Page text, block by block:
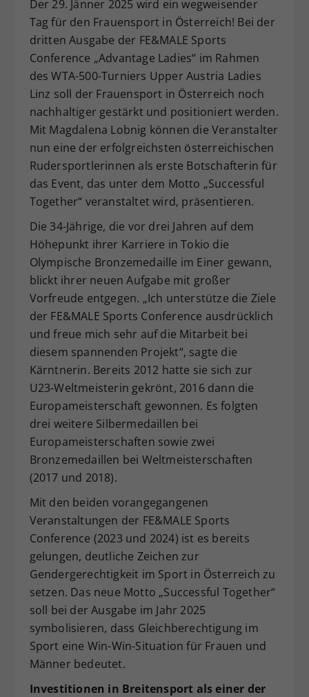
Der 29. Jänner 2025 wird ein wegweisender
Tag für den Frauensport in Österreich! Bei der
dritten Ausgabe der FE&MALE Sports
Conference „Advantage Ladies“ im Rahmen
des WTA-500-Turniers Upper Austria Ladies
Linz soll der Frauensport in Österreich noch
nachhaltiger gestärkt und positioniert werden.
Mit Magdalena Lobnig können die Veranstalter
nun eine der erfolgreichsten österreichischen
Rudersportlerinnen als erste Botschafterin für
das Event, das unter dem Motto „Successful
Together“ veranstaltet wird, präsentieren.
Die 34-Jährige, die vor drei Jahren auf dem
Höhepunkt ihrer Karriere in Tokio die
Olympische Bronzemedaille im Einer gewann,
blickt ihrer neuen Aufgabe mit großer
Vorfreude entgegen. „Ich unterstütze die Ziele
der FE&MALE Sports Conference ausdrücklich
und freue mich sehr auf die Mitarbeit bei
diesem spannenden Projekt“, sagte die
Kärntnerin. Bereits 2012 hatte sie sich zur
U23-Weltmeisterin gekrönt, 2016 dann die
Europameisterschaft gewonnen. Es folgten
drei weitere Silbermedaillen bei
Europameisterschaften sowie zwei
Bronzemedaillen bei Weltmeisterschaften
(2017 und 2018).
Mit den beiden vorangegangenen
Veranstaltungen der FE&MALE Sports
Conference (2023 und 2024) ist es bereits
gelungen, deutliche Zeichen zur
Gendergerechtigkeit im Sport in Österreich zu
setzen. Das neue Motto „Successful Together“
soll bei der Ausgabe im Jahr 2025
symbolisieren, dass Gleichberechtigung im
Sport eine Win-Win-Situation für Frauen und
Männer bedeutet.
Investitionen in Breitensport als einer der
Zweck
Dieser Wert speichert Ihre Consent-
Einstellungen. Unter anderem eine
zufällig generierte ID, für die
historische Speicherung Ihrer
vorgenommen Einstellungen, falls der
Webseiten-Betreiber dies eingestellt
hat.